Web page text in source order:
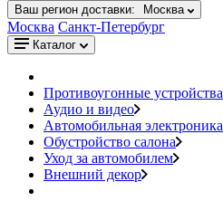
Ваш регион доставки: Москва
Москва Санкт-Петербург
Каталог
Противоугонные устройства
Аудио и видео
Автомобильная электроника
Обустройство салона
Уход за автомобилем
Внешний декор